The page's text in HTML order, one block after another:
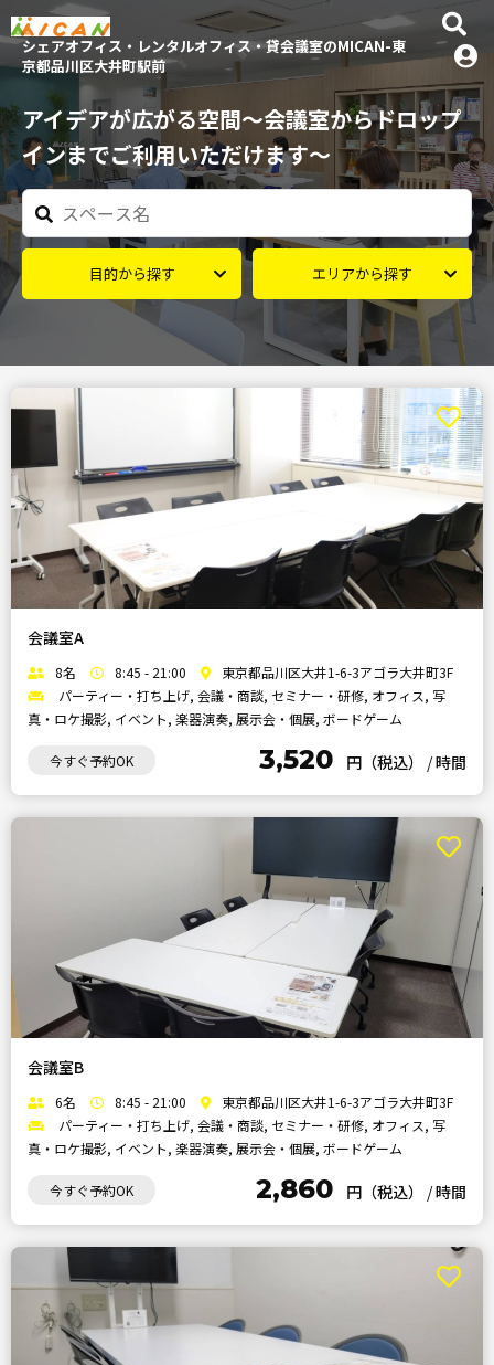
アイデアが広がる空間～会議室からドロップ
インまでご利用いただけます～
目的から探す エリアから探す
シェアオフィス・レンタルオフィス・貸会議室のMICAN-東
京都品川区大井町駅前
会議室A
8名 8:45 - 21:00
東京都品川区大井1-6-3アゴラ大井町3F
パーティー・打ち上げ, 会議・商談, セミナー・研修, オフィス, 写
真・ロケ撮影, イベント, 楽器演奏, 展示会・個展, ボードゲーム
今すぐ予約OK 3,520 円（税込） /時間
会議室B
6名 8:45 - 21:00
東京都品川区大井1-6-3アゴラ大井町3F
パーティー・打ち上げ, 会議・商談, セミナー・研修, オフィス, 写
真・ロケ撮影, イベント, 楽器演奏, 展示会・個展, ボードゲーム
今すぐ予約OK 2,860 円（税込） /時間